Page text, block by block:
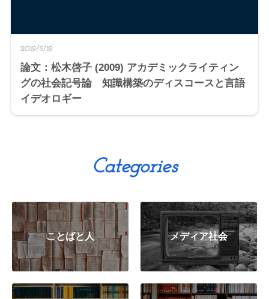
2019/5/19
論文：松木啓子 (2009) アカデミックライティン
グの社会記号論 知識構築のディスコースと言語
イデオロギー
Categories
ことばと人 メディア社会